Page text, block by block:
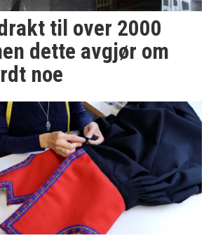
til over 2000
dette avgjør om
noe